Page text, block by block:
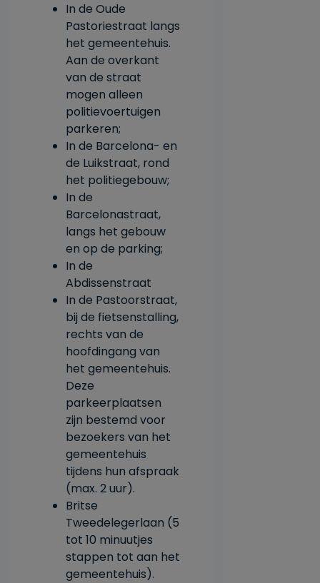
In de Oude
Pastoriestraat langs
het gemeentehuis.
Aan de overkant
van de straat
mogen alleen
politievoertuigen
parkeren;
In de Barcelona- en
de Luikstraat, rond
het politiegebouw;
In de
Barcelonastraat,
langs het gebouw
en op de parking;
In de
Abdissenstraat
In de Pastoorstraat,
bij de fietsenstalling,
rechts van de
hoofdingang van
het gemeentehuis.
Deze
parkeerplaatsen
zijn bestemd voor
bezoekers van het
gemeentehuis
tijdens hun afspraak
(max. 2 uur).
Britse
Tweedelegerlaan (5
tot 10 minuutjes
stappen tot aan het
gemeentehuis).